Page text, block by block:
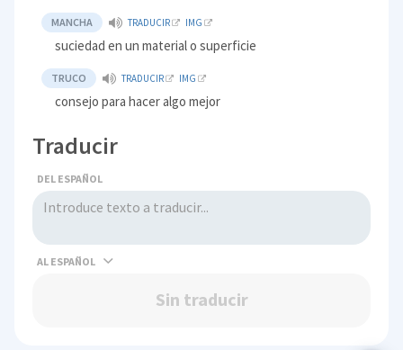
MANCHA TRADUCIR IMG
suciedad en un material o superficie
TRUCO TRADUCIR IMG
consejo para hacer algo mejor
Traducir
DEL ESPAÑOL
AL
Sin traducir